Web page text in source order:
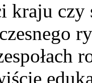
kraju